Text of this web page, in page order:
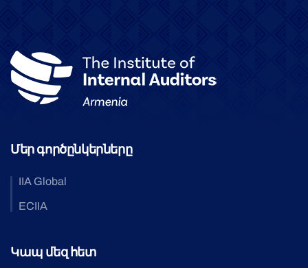
Մեր գործընկերները
IIA Global
ECIIA
Կապ մեզ հետ